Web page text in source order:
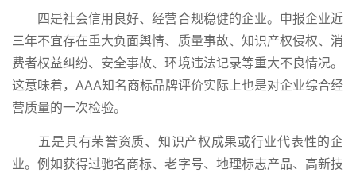
四是社会信用良好、经营合规稳健的企业。申报企业近
三年不宜存在重大负面舆情、质量事故、知识产权侵权、消
费者权益纠纷、安全事故、环境违法记录等重大不良情况。
这意味着，AAA知名商标品牌评价实际上也是对企业综合经
营质量的一次检验。
五是具有荣誉资质、知识产权成果或行业代表性的企
业。例如获得过驰名商标、老字号、地理标志产品、高新技